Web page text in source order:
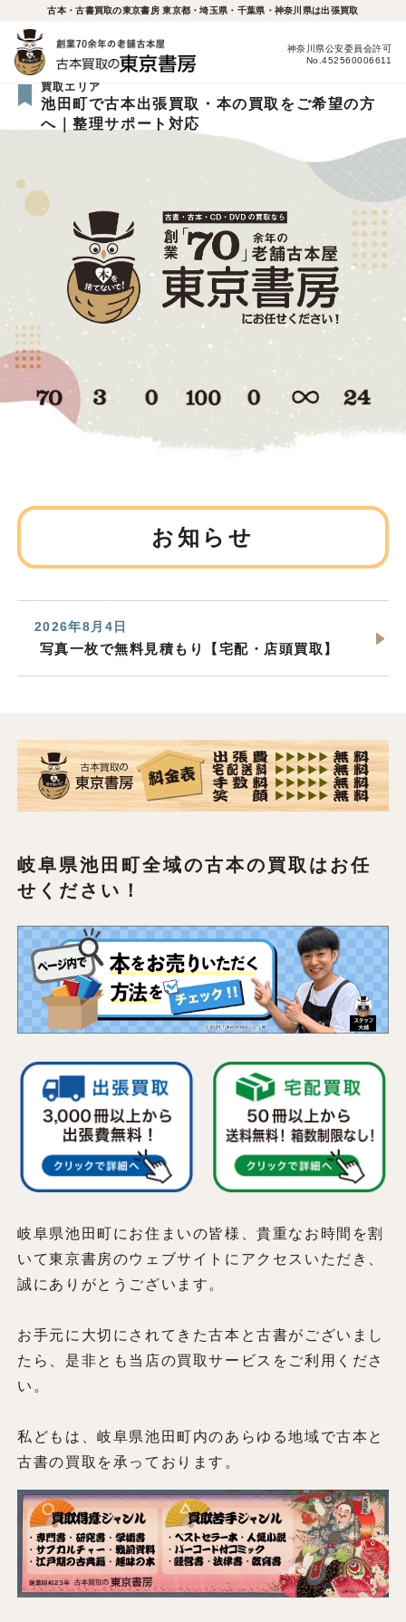
古本・古書買取の東京書房 東京都・埼玉県・千葉県・神奈川県は出張買取
神奈川県公安委員会許可
No.452560006611
買取エリア
池田町で古本出張買取・本の買取をご希望の方
へ｜整理サポート対応
お知らせ
2026年8月4日
写真一枚で無料見積もり【宅配・店頭買取】
岐阜県池田町全域の古本の買取はお任
せください！
岐阜県池田町にお住まいの皆様、貴重なお時間を割
いて東京書房のウェブサイトにアクセスいただき、
誠にありがとうございます。
お手元に大切にされてきた古本と古書がございまし
たら、是非とも当店の買取サービスをご利用くださ
い。
私どもは、岐阜県池田町内のあらゆる地域で古本と
古書の買取を承っております。